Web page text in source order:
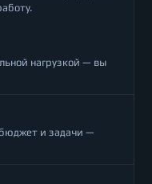
нагрузкой — вы
и задачи —